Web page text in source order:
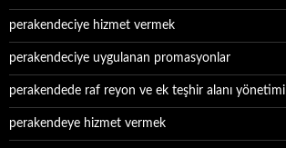
perakendeciye hizmet vermek
perakendeciye uygulanan promasyonlar
perakendede raf reyon ve ek teşhir alanı yönetimi
perakendeye hizmet vermek